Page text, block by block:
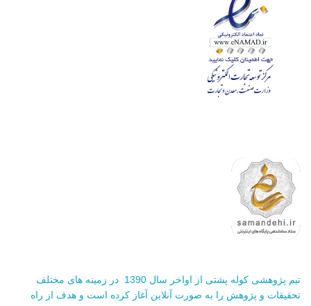
تیم پژوهشی کوله پشتی از اواخر سال 1390 در زمینه های مختلف
تحقیقات و پژوهش را به صورت آنلاین آغاز کرده است و هدف از راه